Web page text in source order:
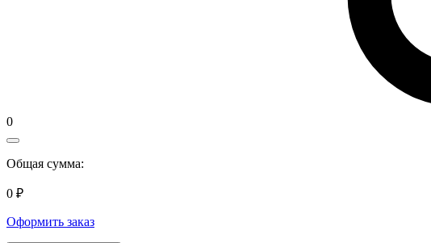
0
Общая сумма:
0 ₽
Оформить заказ